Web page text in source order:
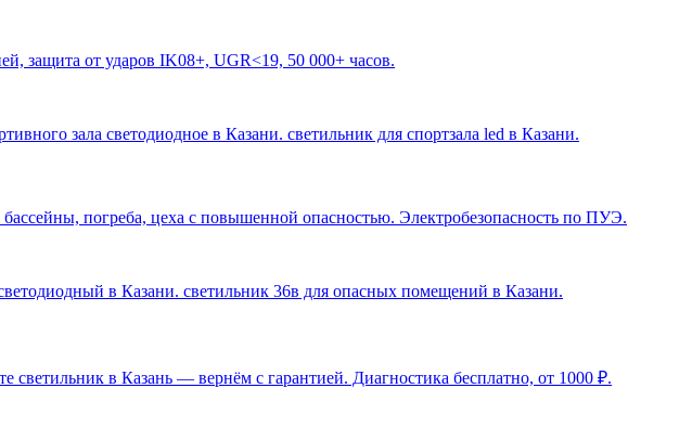
защита от ударов IK08+, UGR<19, 50 000+ часов.
зала светодиодное в Казани. светильник для спортзала led в Казани.
погреба, цеха с повышенной опасностью. Электробезопасность по ПУЭ.
в Казани. светильник 36в для опасных помещений в Казани.
в Казань — вернём с гарантией. Диагностика бесплатно, от 1000 ₽.